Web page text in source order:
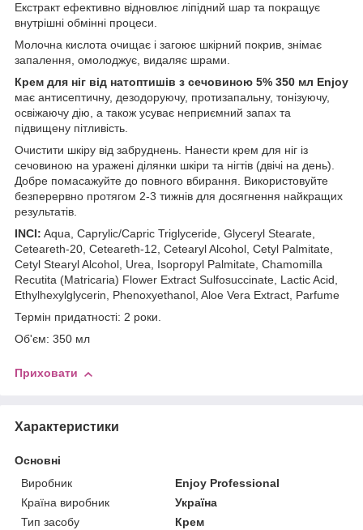
Екстракт ефективно відновлює ліпідний шар та покращує
внутрішні обмінні процеси.
Молочна кислота очищає і загоює шкірний покрив, знімає
запалення, омолоджує, видаляє шрами.
Крем для ніг від натоптишів з сечовиною 5% 350 мл Enjoy
має антисептичну, дезодоруючу, протизапальну, тонізуючу,
освіжаючу дію, а також усуває неприємний запах та
підвищену пітливість.
Очистити шкіру від забруднень. Нанести крем для ніг із
сечовиною на уражені ділянки шкіри та нігтів (двічі на день).
Добре помасажуйте до повного вбирання. Використовуйте
безперервно протягом 2-3 тижнів для досягнення найкращих
результатів.
INCI: Aqua, Caprylic/Capric Triglyceride, Glyceryl Stearate,
Ceteareth-20, Ceteareth-12, Cetearyl Alcohol, Cetyl Palmitate,
Cetyl Stearyl Alcohol, Urea, Isopropyl Palmitate, Chamomilla
Recutita (Matricaria) Flower Extract Sulfosuccinate, Lactic Acid,
Ethylhexylglycerin, Phenoxyethanol, Aloe Vera Extract, Parfume
Термін придатності: 2 роки.
Об'єм: 350 мл
Приховати
Характеристики
Основні
Виробник
Enjoy Professional
Країна виробник
Україна
Тип засобу
Крем